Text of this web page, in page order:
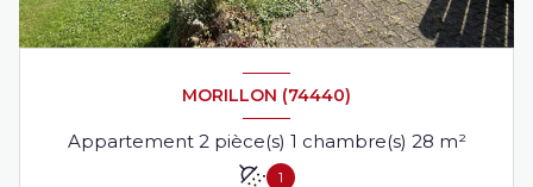
MORILLON (74440)
Appartement 2 pièce(s) 1 chambre(s) 28 m²
1